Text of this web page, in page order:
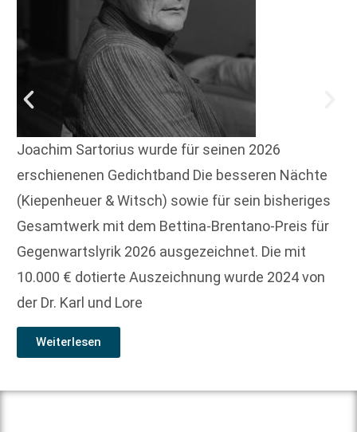
Joachim Sartorius wurde für seinen 2026
erschienenen Gedichtband Die besseren Nächte
(Kiepenheuer & Witsch) sowie für sein bisheriges
Gesamtwerk mit dem Bettina-Brentano-Preis für
Gegenwartslyrik 2026 ausgezeichnet. Die mit
10.000 € dotierte Auszeichnung wurde 2024 von
der Dr. Karl und Lore
Weiterlesen